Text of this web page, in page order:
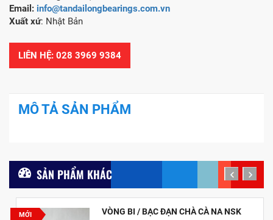
Email: info@tandailongbearings.com.vn
Xuất xứ: Nhật Bản
LIÊN HỆ: 028 3969 9384
MÔ TẢ SẢN PHẨM
SẢN PHẨM KHÁC
MỚI VÒNG BI / BẠC ĐẠN CHÀ CÀ NA NSK
prev next